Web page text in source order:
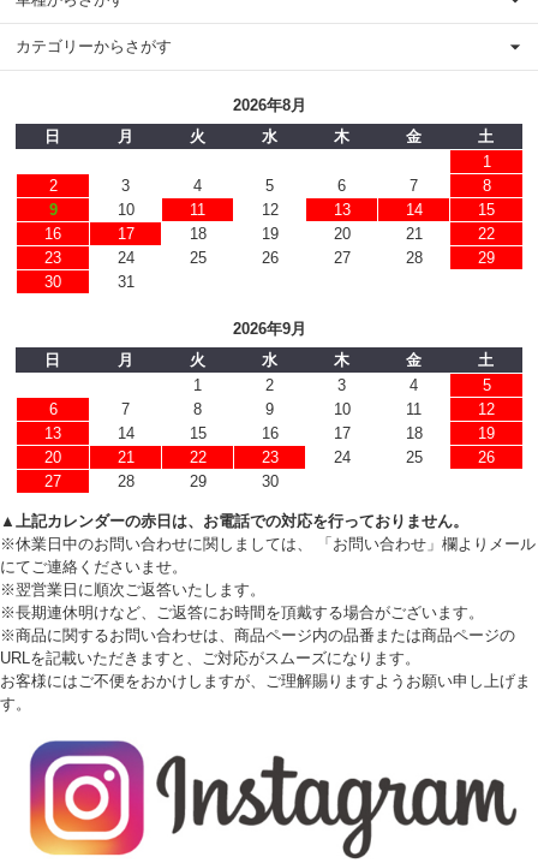
カテゴリーからさがす
2026年8月
日
月 火 水 木 金
土
1
2
3 4 5 6 7
8
9
10 11 12 13 14
15
16
17 18 19 20 21
22
23
24 25 26 27 28
29
30
31
2026年9月
日
月 火 水 木 金
土
1
2 3 4
5
6
7 8 9 10 11
12
13
14 15 16 17 18
19
20
21 22 23 24 25
26
27
28 29 30
▲上記カレンダーの赤日は、お電話での対応を行っておりません。
※休業日中のお問い合わせに関しましては、 「お問い合わせ」欄よりメール
にてご連絡くださいませ。
※翌営業日に順次ご返答いたします。
※長期連休明けなど、ご返答にお時間を頂戴する場合がございます。
※商品に関するお問い合わせは、商品ページ内の品番または商品ページの
URLを記載いただきますと、ご対応がスムーズになります。
お客様にはご不便をおかけしますが、ご理解賜りますようお願い申し上げま
す。